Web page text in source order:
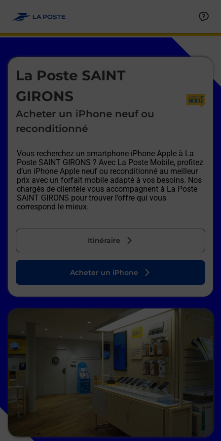
La Poste SAINT
GIRONS
Acheter un iPhone neuf ou
reconditionné
Vous recherchez un smartphone iPhone Apple à La
Poste SAINT GIRONS ? Avec La Poste Mobile, profitez
d’un iPhone Apple neuf ou reconditionné au meilleur
prix avec un forfait mobile adapté à vos besoins. Nos
chargés de clientèle vous accompagnent à La Poste
SAINT GIRONS pour trouver l’offre qui vous
correspond le mieux.
Itinéraire
Le lien s'ouvre dans un nouvel onglet
Acheter un iPhone